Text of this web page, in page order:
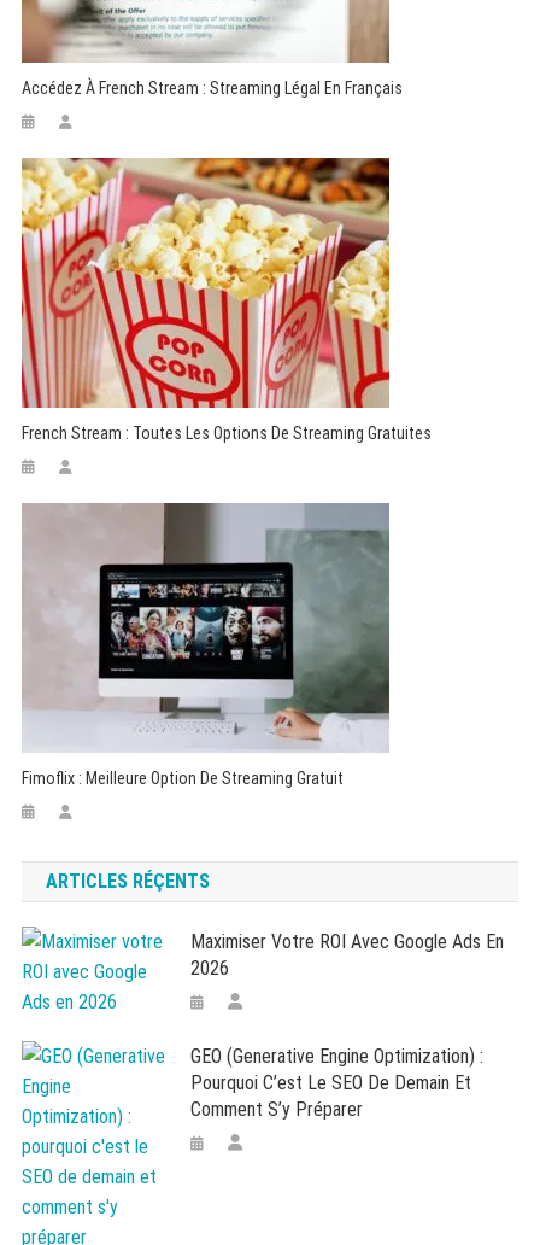
Accédez À French Stream : Streaming Légal En Français
French Stream : Toutes Les Options De Streaming Gratuites
Fimoflix : Meilleure Option De Streaming Gratuit
ARTICLES RÉÇENTS
Maximiser Votre ROI Avec Google Ads En
2026
GEO (Generative Engine Optimization) :
Pourquoi C’est Le SEO De Demain Et
Comment S’y Préparer